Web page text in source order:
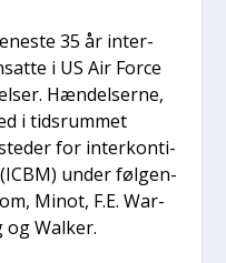
35 år inter­
i US Air For­ce
Hæn­del­ser­ne,
i tids­rum­met
for inter­kon­ti­
under føl­gen­
Minot, F.E. War­
og Wal­ker.